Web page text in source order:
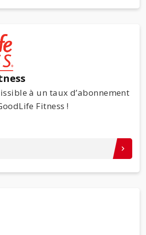
à un taux d’abonnement
Fitness !
keyboard_arrow_right